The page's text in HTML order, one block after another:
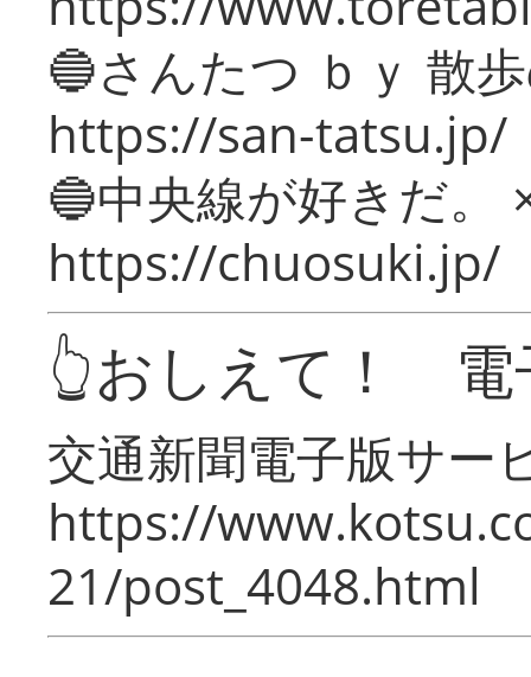
🔵さんたつ ｂｙ 散
https://san-tatsu.jp/
🔵中央線が好きだ。
https://chuosuki.jp/
👆おしえて！ 電
交通新聞電子版サー
https://
21/post_4048.html